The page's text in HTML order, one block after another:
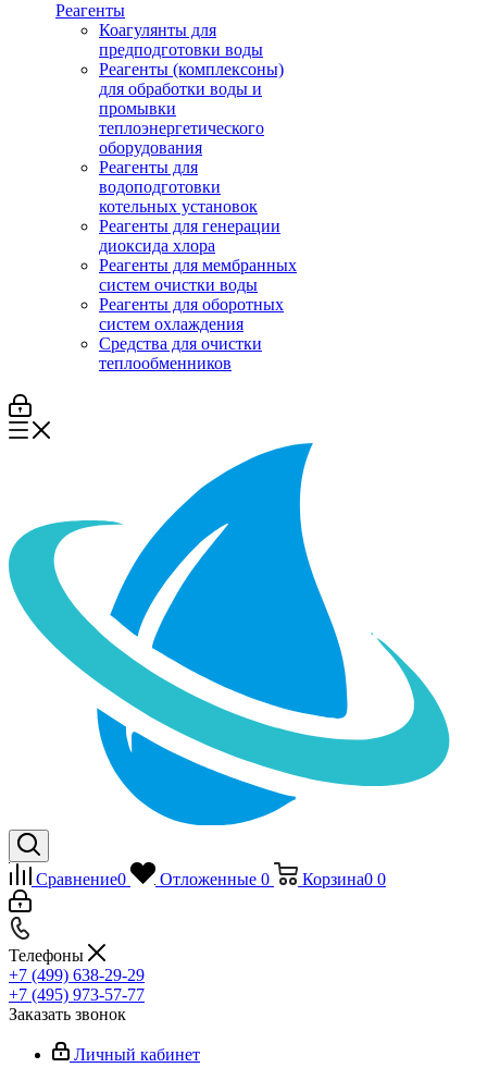
Реагенты
Коагулянты для
предподготовки воды
Реагенты (комплексоны)
для обработки воды и
промывки
теплоэнергетического
оборудования
Реагенты для
водоподготовки
котельных установок
Реагенты для генерации
диоксида хлора
Реагенты для мембранных
систем очистки воды
Реагенты для оборотных
систем охлаждения
Средства для очистки
теплообменников
Сравнение0 Отложенные 0 Корзина0 0
Телефоны
+7 (499) 638-29-29
+7 (495) 973-57-77
Заказать звонок
Личный кабинет